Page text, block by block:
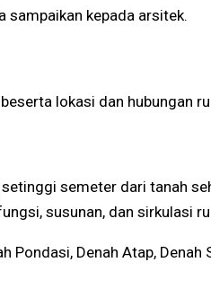
sampaikan kepada arsitek.
lokasi dan hubungan
semeter dari tanah
susunan, dan sirkulasi
Denah Atap, Denah